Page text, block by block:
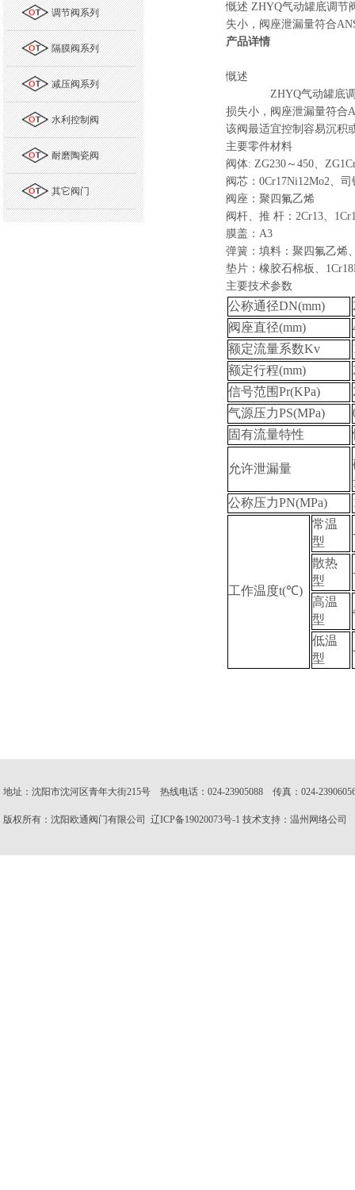
调节阀系列
隔膜阀系列
减压阀系列
水利控制阀
耐磨陶瓷阀
其它阀门
慨述 ZHYQ气动罐底调节
失小，阀座泄漏量符合
产品详情
慨述
ZHYQ气动罐底
损失小，阀座泄漏量符合
该阀最适宜控制容易沉积
主要零件材料
阀体: ZG230 ～ 450、
阀芯： 0Cr17Ni12Mo2、司
阀座：聚四氟乙烯
阀杆、推 杆： 2Cr13、
膜盖： A3
弹簧：填料：聚四氟乙烯
垫片：橡胶石棉板、
主要技术参数
公称通径DN(mm)
阀座直径(mm)
额定流量系数Kv
额定行程(mm)
信号范围Pr(KPa)
气源压力PS(MPa)
固有流量特性
允许泄漏量
公称压力PN(MPa)
工作温度t(℃)
常温
型
散热
型
高温
型
低温
型
地址：沈阳市沈河区青年大街215号 热线电话：024-23905088 传真：024-
版权所有：沈阳欧通阀门有限公司 辽ICP备19020073号-1 技术支持： 温州网络公司